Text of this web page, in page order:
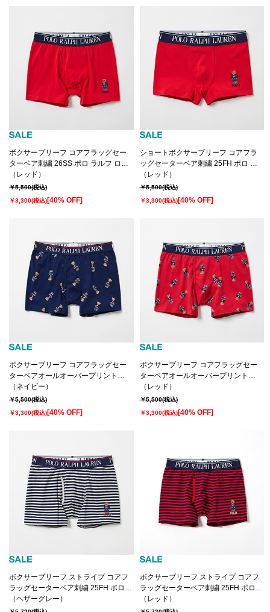
ボクサーブリーフ コアフラッグセー
ターベア刺繍 26SS ポロ ラルフ ロー
レン【前開き】(RM3-B113）
（レッド）
￥5,500(税込)
￥3,300(税込)[40% OFF]
ショートボクサーブリーフ コアフラ
ッグセーターベア刺繍 25FH ポロ ラ
ルフ ローレン【前閉じ】(RM3-
B113S）
（レッド）
￥5,500(税込)
￥3,300(税込)[40% OFF]
ボクサーブリーフ コアフラッグセー
ターベアオールオーバープリント
25FH ポロ ラルフ ローレン【前開
き】(RM3-B114）
（ネイビー）
￥5,500(税込)
￥3,300(税込)[40% OFF]
ボクサーブリーフ コアフラッグセー
ターベアオールオーバープリント
25FH ポロ ラルフ ローレン【前開
き】(RM3-B114）
（レッド）
￥5,500(税込)
￥3,300(税込)[40% OFF]
ボクサーブリーフ ストライプ コアフ
ラッグセーターベア刺繍 25FH ポロ
ラルフ ローレン【前開き】(RM3-
B115）
（ヘザーグレー）
ボクサーブリーフ ストライプ コアフ
ラッグセーターベア刺繍 25FH ポロ
ラルフ ローレン【前開き】(RM3-
B115）
（レッド）